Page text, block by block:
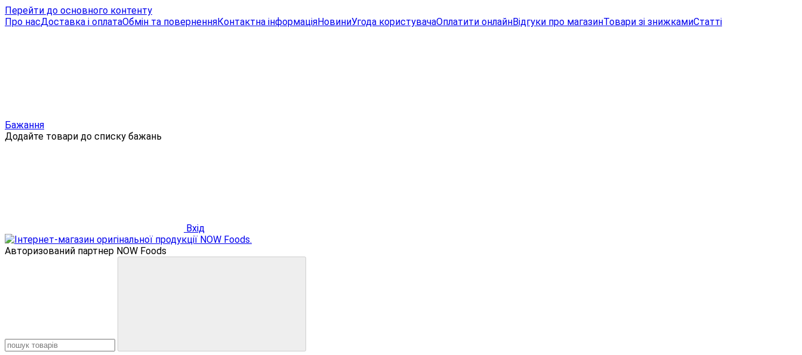
Перейти до основного контенту
Про насДоставка і оплатаОбмін та поверненняКонтактна інформаціяНовиниУгода користувачаОплатити онлайнВідгуки про магазинТовари зі знижкамиСтатті
Бажання
Додайте товари до списку бажань
Вхід
Авторизований партнер NOW Foods